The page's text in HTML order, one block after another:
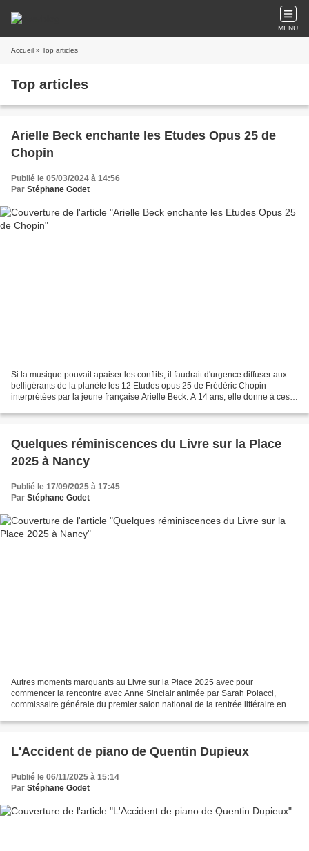
MENU
Accueil » Top articles
Top articles
Arielle Beck enchante les Etudes Opus 25 de
Chopin
Publié le 05/03/2024 à 14:56
Par Stéphane Godet
Si la musique pouvait apaiser les conflits, il faudrait d'urgence diffuser aux
belligérants de la planète les 12 Etudes opus 25 de Frédéric Chopin
interprétées par la jeune française Arielle Beck. A 14 ans, elle donne à ces
Quelques réminiscences du Livre sur la Place
2025 à Nancy
Publié le 17/09/2025 à 17:45
Par Stéphane Godet
Autres moments marquants au Livre sur la Place 2025 avec pour
commencer la rencontre avec Anne Sinclair animée par Sarah Polacci,
commissaire générale du premier salon national de la rentrée littéraire en
L'Accident de piano de Quentin Dupieux
Publié le 06/11/2025 à 15:14
Par Stéphane Godet